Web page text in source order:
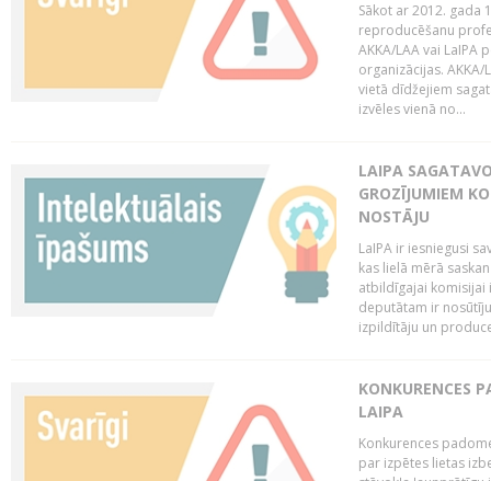
Sākot ar 2012. gada
reproducēšanu
AKKA/LAA vai LaIPA
organizācijas.
vietā dīdžejiem
izvēles vienā no...
LAIPA
GROZĪJUMIEM
NOSTĀJU
LaIPA ir iesniegusi
kas lielā mērā
atbildīgajai komisijai
deputātam ir
izpildītāju un
KONKURENCES
LAIPA
Konkurences
par izpētes lietas